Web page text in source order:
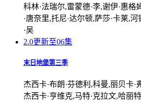
科林·法瑞尔,雷蒙德·李,谢伊·惠格
·唐奈里,托尼·达尔顿,萨莎·卡莱,
·吴
2.0更新至06集
末日地堡第三季
杰西卡·布朗·芬德利,科曼,丽贝卡·
杰西卡·亨维克,马特·克拉文,哈丽